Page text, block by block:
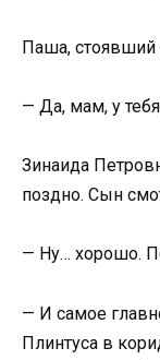
Паша, стоявший
— Да, мам, у
Зинаида
поздно. Сын
— Ну… хорошо.
— И самое
Плинтуса в